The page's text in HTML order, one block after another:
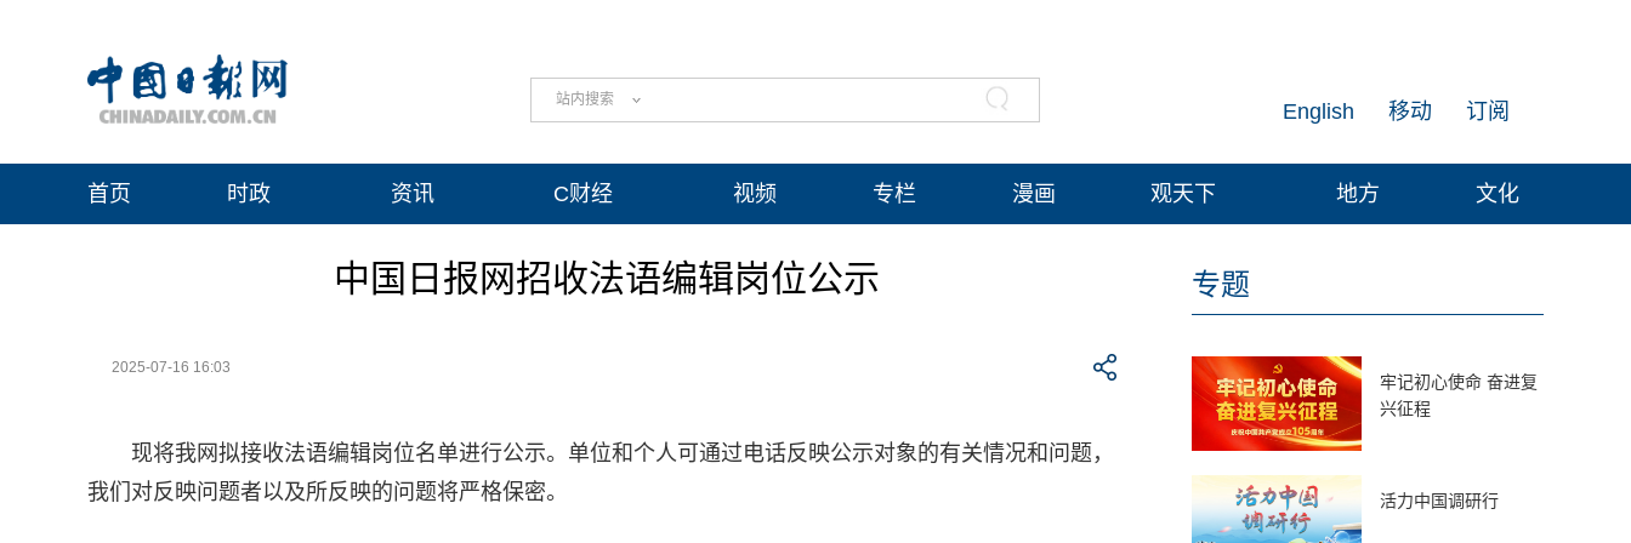
站内搜索 订阅
移动
English
首页 时政 资讯 C财经 视频 专栏 漫画 观天下 地方 文化
中国日报网招收法语编辑岗位公示
2025-07-16 16:03
现将我网拟接收法语编辑岗位名单进行公示。单位和个人可通过电话反映公示对象的有关情况和问题，
我们对反映问题者以及所反映的问题将严格保密。
专题
牢记初心使命 奋进复
兴征程
活力中国调研行